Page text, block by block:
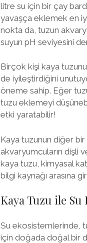
litre su için bir çay
yavaşça eklemek en
nokta da, tuzun
suyun pH seviyesini
Birçok kişi kaya
de iyileştirdiğini
öneme sahip. Eğer
tuzu eklemeyi
etki yaratabilir!
Kaya tuzunun diğer bir
akvaryumcuların dişli
kaya tuzu, kimyasal
bilgi kaynağı arasına
Kaya Tuzu ile
Su ekosistemlerinde,
için doğada doğal bir